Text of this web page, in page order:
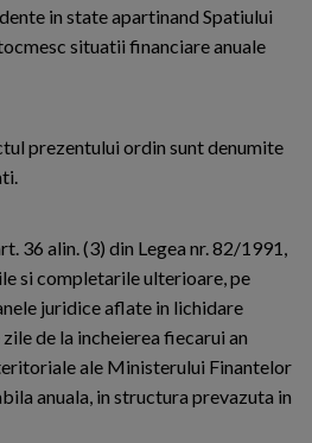
in state apartinand Spatiului
situatii financiare anuale
prezentului ordin sunt denumite
36 alin. (3) din Legea nr. 82/1991,
si completarile ulterioare, pe
juridice aflate in lichidare
de la incheierea fiecarui an
ale Ministerului Finantelor
anuala, in structura prevazuta in